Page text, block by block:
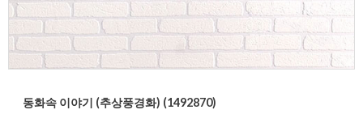
동화속 이야기 (추상풍경화) (1492870)